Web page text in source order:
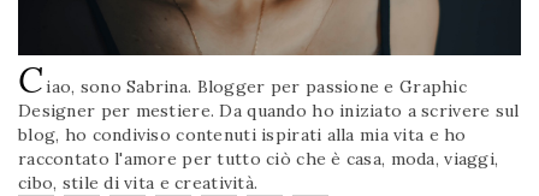
Ciao, sono Sabrina. Blogger per passione e Graphic
Designer per mestiere. Da quando ho iniziato a scrivere sul
blog, ho condiviso contenuti ispirati alla mia vita e ho
raccontato l'amore per tutto ciò che è casa, moda, viaggi,
cibo, stile di vita e creatività.